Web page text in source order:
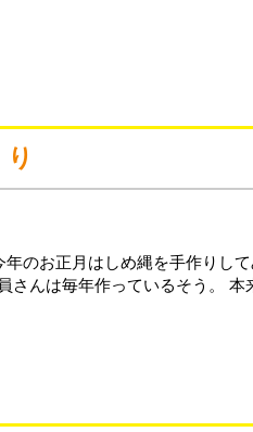
のお正月はしめ縄を手作りし
さんは毎年作っているそう。